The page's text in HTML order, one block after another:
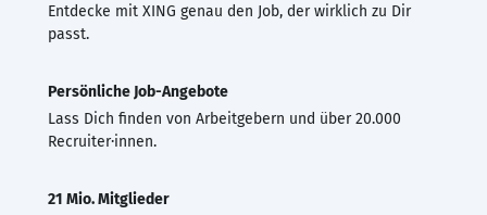
Entdecke mit XING genau den Job, der wirklich zu Dir
passt.
Persönliche Job-Angebote
Lass Dich finden von Arbeitgebern und über 20.000
Recruiter·innen.
21 Mio. Mitglieder